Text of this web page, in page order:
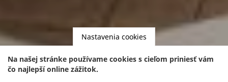
Nastavenia cookies
Na našej stránke používame cookies s cieľom priniesť vám
čo najlepší online zážitok.